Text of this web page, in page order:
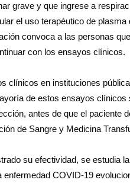
grave y que ingrese a
el uso terapéutico de
convoca a las personas
con los ensayos clínicos.
clínicos en instituciones
de estos ensayos
antes de que el paciente
de Sangre y Medicina
su efectividad, se estudia
enfermedad COVID-19